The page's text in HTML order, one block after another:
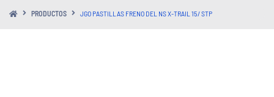
PRODUCTOS JGO PASTILLAS FRENO DEL NS X-TRAIL 15/ STP